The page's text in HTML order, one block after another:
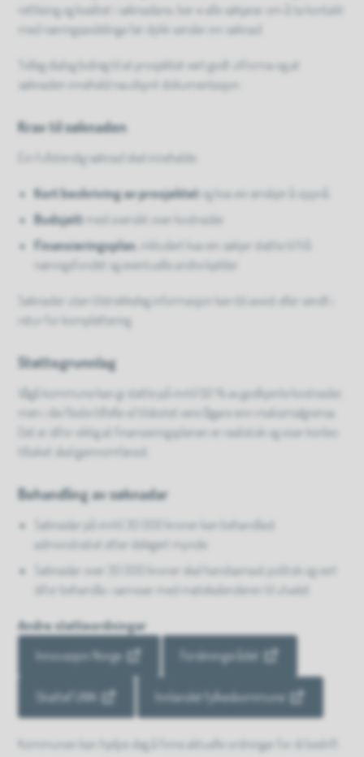
rettleiing og kvalitet i søknadane, ber vi alle søkjarar om å ta kontakt
med næringsavdelinga før dykk sender inn søknad.
Tidleg dialog bidreg til at prosjektet vert godt utforma og at
søknaden inneheld naudsynt dokumentasjon.
Krav til søknaden
Ein fullstendig søknad skal innehalde:
Kort beskriving av prosjektet og kva ein ønskjer å oppnå
Budsjett med oversikt over kostnader
Finansieringsplan, inkludert kva ein søkjer støtte til frå
næringsfondet og eventuelle andre kjelder
Søknader utan tilstrekkeleg informasjon kan bli avvist eller sendt i
retur for komplettering.
Støttegrunnlag
Vågå kommune kan gi støtte på inntil 50 % av godkjente kostnader,
men i dei fleste tilfelle vil tilskotet vere lågare enn maksimalgrensa.
Det er difor viktig at finansieringsplanen er realistisk og viser korleis
tiltaket skal gjennomførast.
Behandling av søknadar
Søknadar på inntil 30 000 kroner kan behandlast
administrativt etter delegert mynde.
Søknadar over 30 000 kroner skal handsamast politisk og vert
difor behandla i samsvar med møtekalenderen til utvalet.
Andre støtteordningar
Innovasjon Norge
Forskningsrådet
SkatteFUNN Innlandet fylkeskommune
Kommunen kan hjelpe deg å finne aktuelle ordningar for di bedrift.